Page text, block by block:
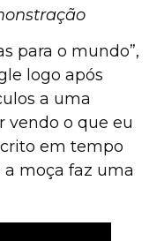
para o mundo”,
logo após
a uma
vendo o que eu
em tempo
a moça faz uma